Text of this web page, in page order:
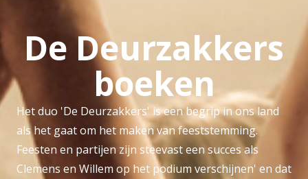
De Deurzakkers
boeken
Het duo 'De Deurzakkers' is een begrip in ons land
als het gaat om het maken van feeststemming.
Feesten en partijen zijn steevast een succes als
Clemens en Willem op het podium verschijnen' en dat